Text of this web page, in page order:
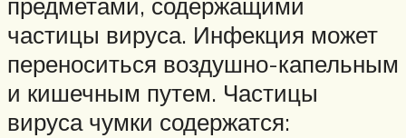
частицы вируса. Инфекция может
переноситься воздушно-капельным
и кишечным путем. Частицы
вируса чумки содержатся: